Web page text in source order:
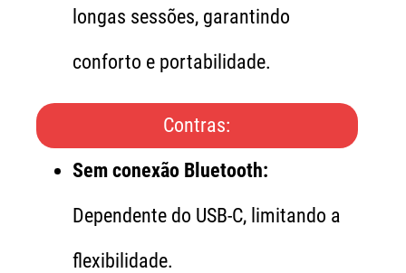
longas sessões, garantindo
conforto e portabilidade.
Contras:
Sem conexão Bluetooth:
Dependente do USB-C, limitando a
flexibilidade.